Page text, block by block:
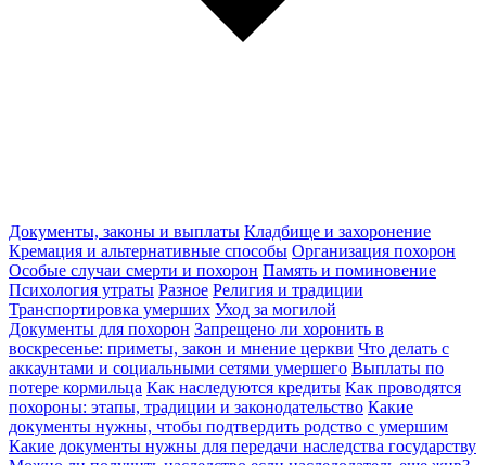
Документы, законы и выплаты Кладбище и захоронение
Кремация и альтернативные способы Организация похорон
Особые случаи смерти и похорон Память и поминовение
Психология утраты Разное Религия и традиции
Транспортировка умерших Уход за могилой
Документы для похорон Запрещено ли хоронить в
воскресенье: приметы, закон и мнение церкви Что делать с
аккаунтами и социальными сетями умершего Выплаты по
потере кормильца Как наследуются кредиты Как проводятся
похороны: этапы, традиции и законодательство Какие
документы нужны, чтобы подтвердить родство с умершим
Какие документы нужны для передачи наследства государству